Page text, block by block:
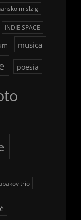
mislzig
INDIE SPACE
musica
poesia
trio